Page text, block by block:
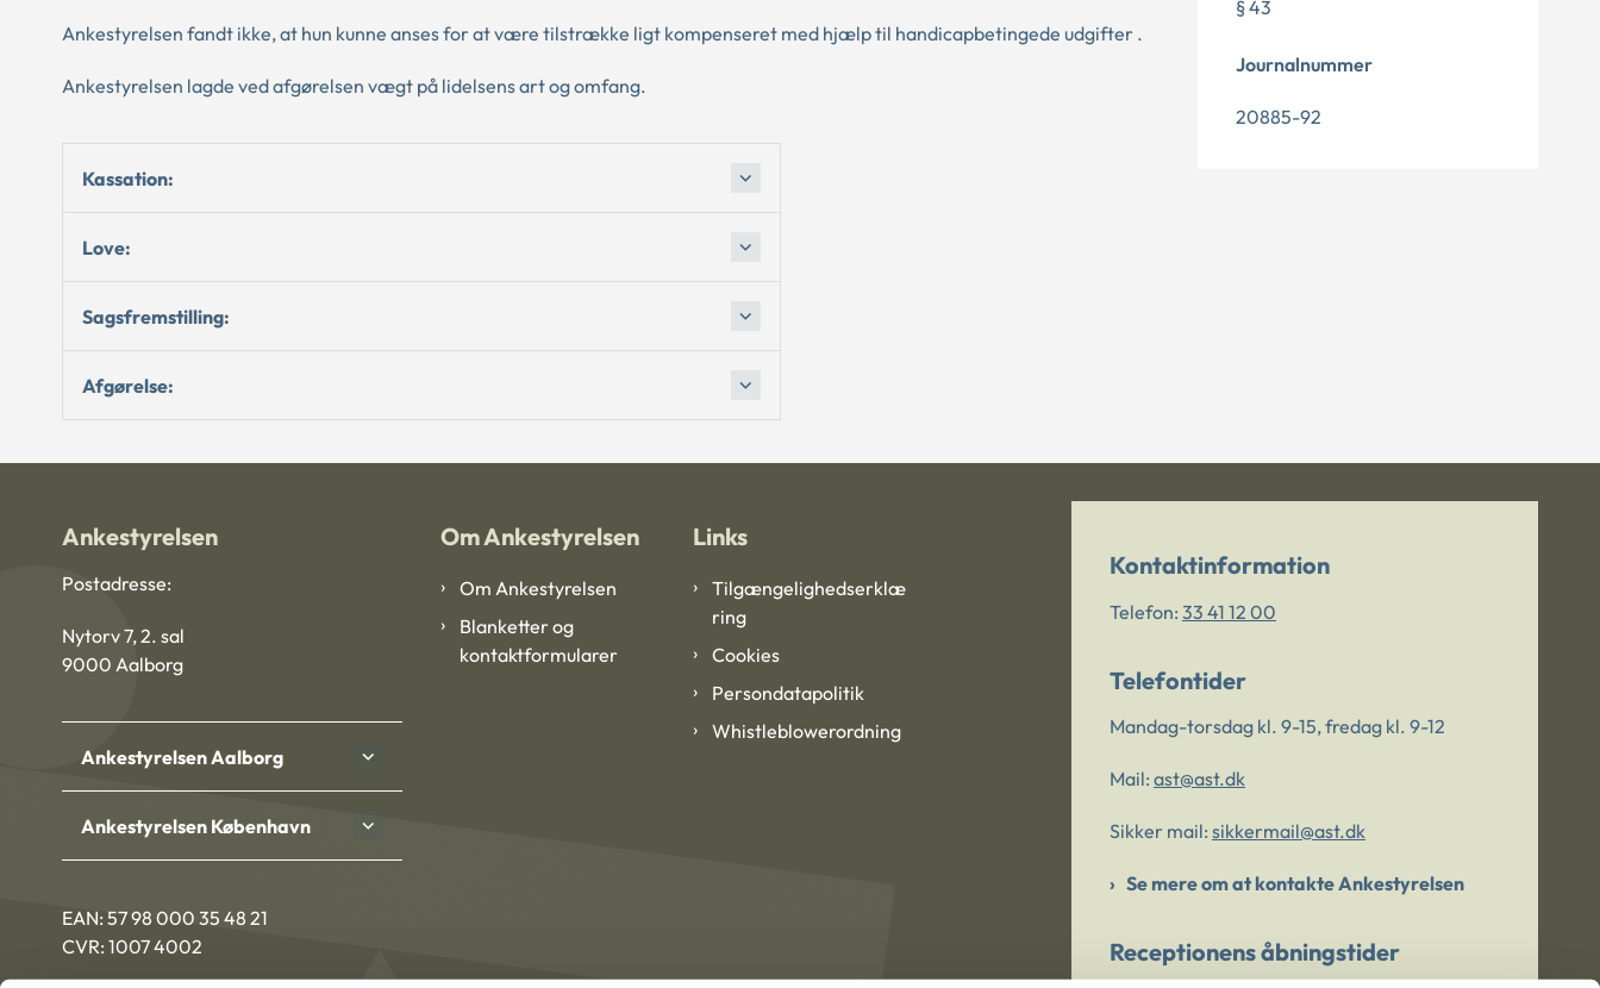
Ankestyrelsen fandt ikke, at hun kunne anses for at være tilstrække ligt kompenseret med hjælp til handicapbetingede udgifter .
Ankestyrelsen lagde ved afgørelsen vægt på lidelsens art og omfang.
Kassation:
Love:
Sagsfremstilling:
Afgørelse:
§ 43
Journalnummer
20885-92
Ankestyrelsen
Postadresse:
Nytorv 7, 2. sal
9000 Aalborg
Ankestyrelsen Aalborg
Ankestyrelsen København
EAN: 57 98 000 35 48 21
CVR: 1007 4002
Om Ankestyrelsen
Om Ankestyrelsen
Blanketter og
kontaktformularer
Links
Tilgængelighedserklæ
ring
Cookies
Persondatapolitik
Whistleblowerordning
Kontaktinformation
Telefon: 33 41 12 00
Telefontider
Mandag-torsdag kl. 9-15, fredag kl. 9-12
Mail: ast@ast.dk
Sikker mail: sikkermail@ast.dk
Se mere om at kontakte Ankestyrelsen
Receptionens åbningstider